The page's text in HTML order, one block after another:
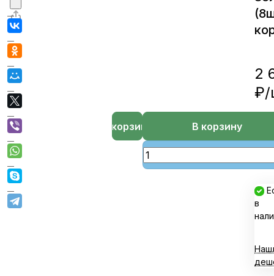
2
₽/
В корзину
В корзине
в